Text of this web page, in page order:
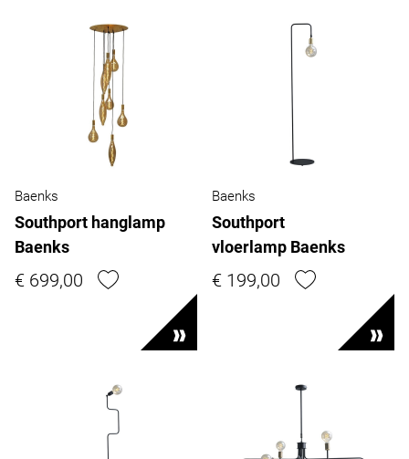
Baenks
Southport hanglamp
Baenks
€ 699,00
Baenks
Southport
vloerlamp Baenks
€ 199,00